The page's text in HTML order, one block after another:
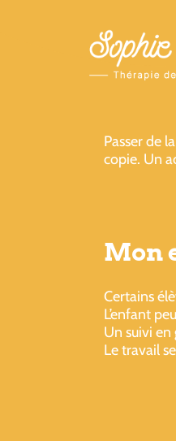
Passer de
copie. Un
Mon
Certains
L’enfant
Un suivi
Le travail